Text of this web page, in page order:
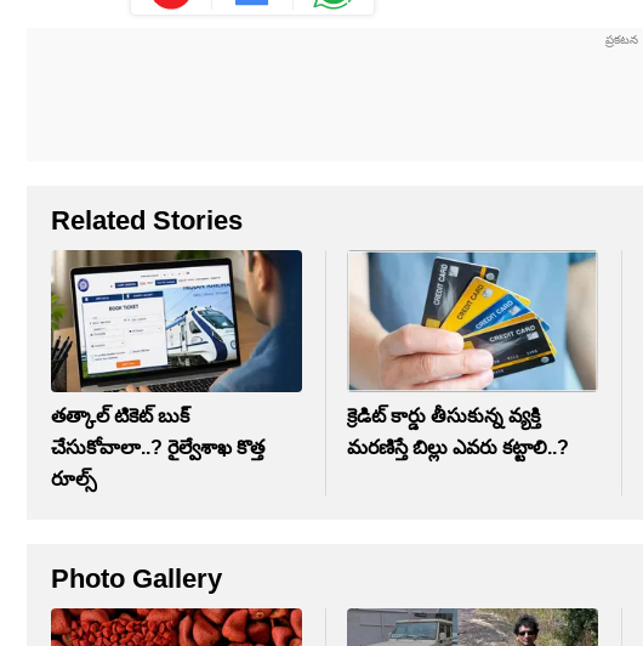
Related Stories
తత్కాల్ టికెట్ బుక్
చేసుకోవాలా..? రైల్వేశాఖ కొత్త
రూల్స్
క్రెడిట్ కార్డు తీసుకున్న వ్యక్తి
మరణిస్తే బిల్లు ఎవరు కట్టాలి..?
Photo Gallery